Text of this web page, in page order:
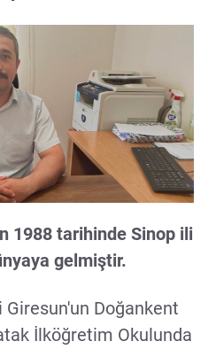
1988 tarihinde Sinop ili
gelmiştir.
Doğankent
İlköğretim Okulunda